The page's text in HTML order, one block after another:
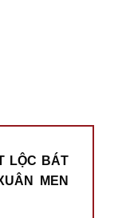
LỘC BÁT
MEN